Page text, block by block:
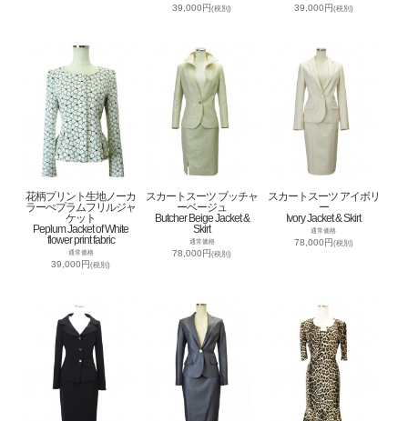
39,000円(税別) 39,000円(税別)
花柄プリント生地ノーカ
ラーぺプラムフリルジャ
ケット
Peplum Jacket of White
flower print fabric
通常価格
39,000円(税別)
スカートスーツ ブッチャ
ーベージュ
Butcher Beige Jacket &
Skirt
通常価格
78,000円(税別)
スカートスーツ アイボリ
ー
Ivory Jacket & Skirt
通常価格
78,000円(税別)